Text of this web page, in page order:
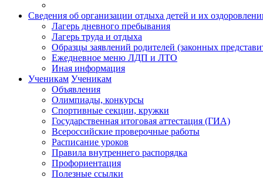
Сведения об организации отдыха детей и их
Лагерь дневного пребывания
Лагерь труда и отдыха
Образцы заявлений родителей (законных
Ежедневное меню ЛДП и ЛТО
Иная информация
Ученикам Ученикам
Объявления
Олимпиады, конкурсы
Спортивные секции, кружки
Государственная итоговая аттестация (ГИА)
Всероссийские проверочные работы
Расписание уроков
Правила внутреннего распорядка
Профориентация
Полезные ссылки